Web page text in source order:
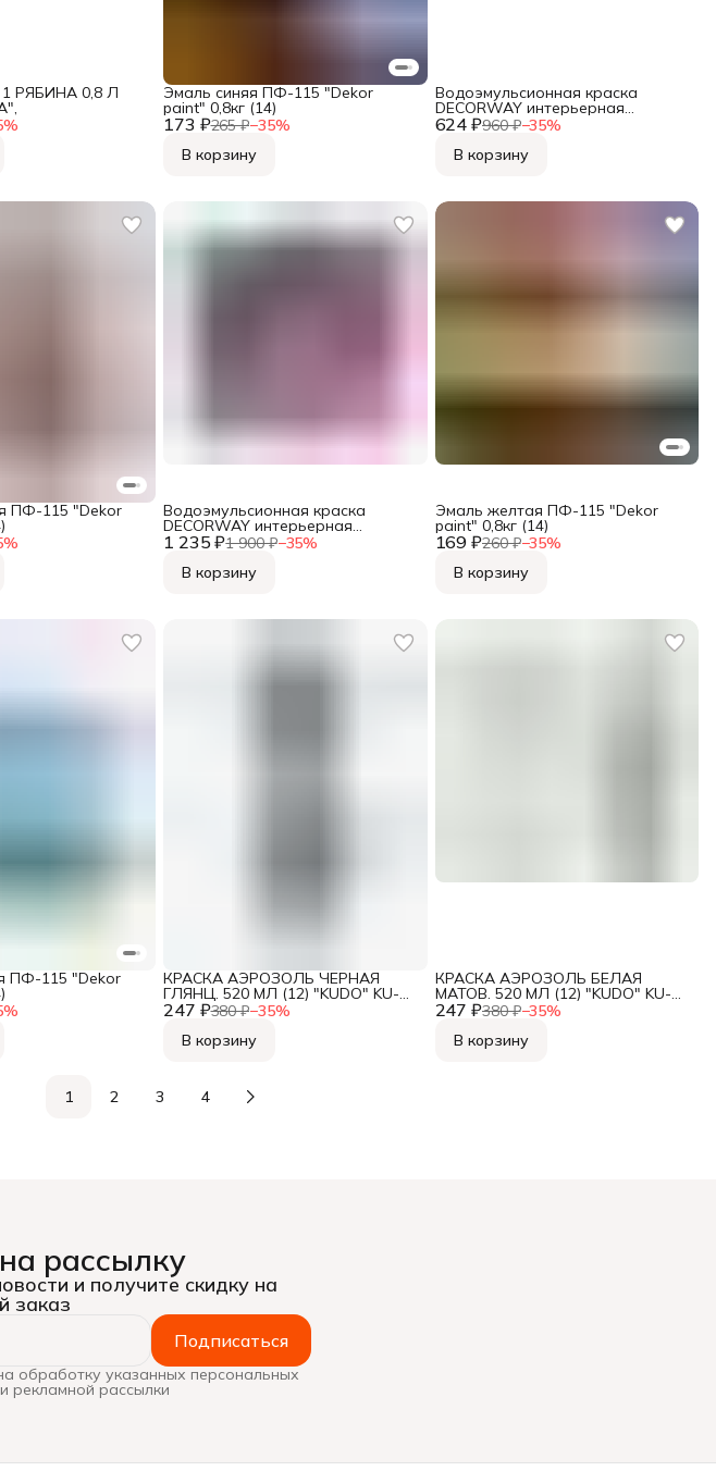
%
РЯБИНА 0,8 Л
173 ₽265 ₽−35%
Эмаль синяя ПФ-115 "Dekor
paint" 0,8кг (14)
В корзину
624 ₽960 ₽−35%
Водоэмульсионная краска
DECORWAY интерьерная
супербелая 6кг
В корзину
%
ПФ-115 "Dekor
1 235 ₽1 900 ₽−35%
Водоэмульсионная краска
DECORWAY интерьерная
супербелая 13кг
В корзину
169 ₽260 ₽−35%
Эмаль желтая ПФ-115 "Dekor
paint" 0,8кг (14)
В корзину
%
ПФ-115 "Dekor
247 ₽380 ₽−35%
КРАСКА АЭРОЗОЛЬ ЧЕРНАЯ
ГЛЯНЦ. 520 МЛ (12) "KUDO" KU-
1002,
В корзину
247 ₽380 ₽−35%
КРАСКА АЭРОЗОЛЬ БЕЛАЯ
МАТОВ. 520 МЛ (12) "KUDO" KU-
1101,
В корзину
1 2 3 4
рассылку
и получите скидку на
заказ
Подписаться
обработку указанных персональных
рекламной рассылки